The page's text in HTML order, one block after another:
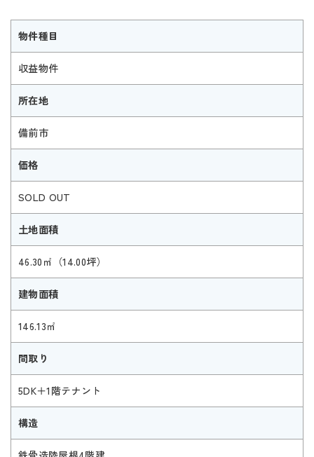
物件種目
収益物件
所在地
備前市
価格
SOLD OUT
土地面積
46.30㎡（14.00坪）
建物面積
146.13㎡
間取り
5DK＋1階テナント
構造